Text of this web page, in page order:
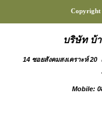
Copyright
บริษัท บ้
14 ซอยสังคมสงเคราะห์ 20
Mobile: